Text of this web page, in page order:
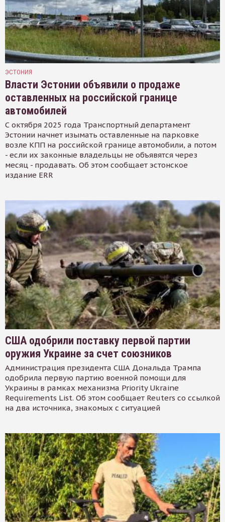
ЭСТОНИЯ
Власти Эстонии объявили о продаже
оставленных на российской границе
автомобилей
С октября 2025 года Транспортный департамент
Эстонии начнет изымать оставленные на парковке
возле КПП на российской границе автомобили, а потом
- если их законные владельцы не объявятся через
месяц - продавать. Об этом сообщает эстонское
издание ERR
США одобрили поставку первой партии
оружия Украине за счет союзников
Администрация президента США Дональда Трампа
одобрила первую партию военной помощи для
Украины в рамках механизма Priority Ukraine
Requirements List. Об этом сообщает Reuters со ссылкой
на два источника, знакомых с ситуацией